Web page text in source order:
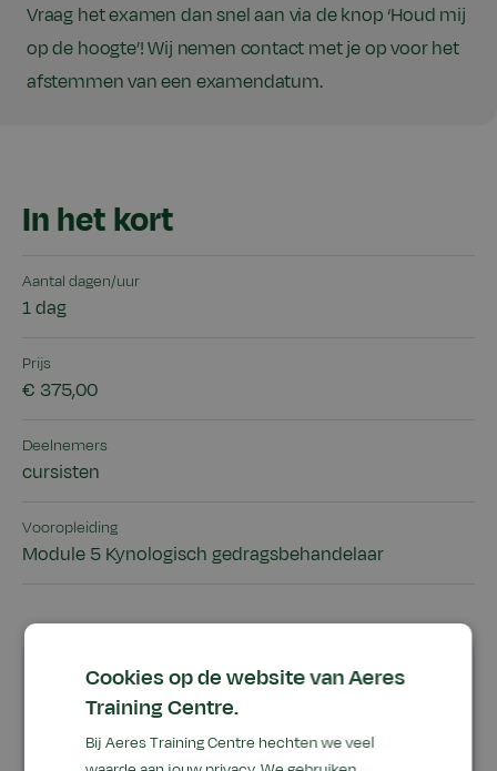
Vraag het examen dan snel aan via de knop ‘Houd mij
op de hoogte’! Wij nemen contact met je op voor het
afstemmen van een examendatum.
In het kort
Aantal dagen/uur
1 dag
Prijs
€ 375,00
Deelnemers
cursisten
Vooropleiding
Module 5 Kynologisch gedragsbehandelaar
Goed om te weten
Voor wie?
Cookies op de website van Aeres
Training Centre.
Bij Aeres Training Centre hechten we veel